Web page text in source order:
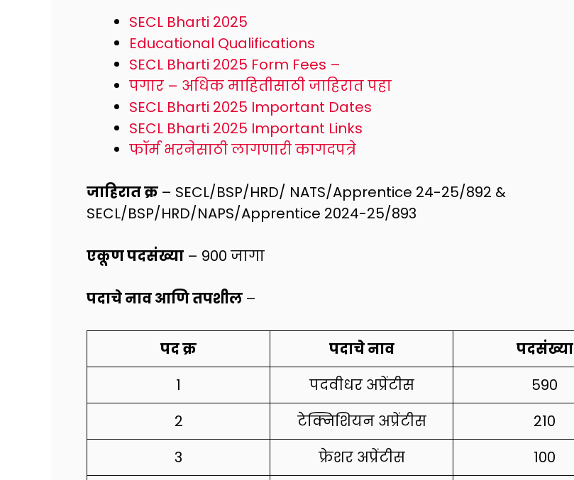
SECL Bharti 2025
Educational Qualifications
SECL Bharti 2025 Form Fees –
पगार – अधिक माहितीसाठी जाहिरात पहा
SECL Bharti 2025 Important Dates
SECL Bharti 2025 Important Links
फॉर्म भरनेसाठी लागणारी कागदपत्रे
जाहिरात क्र – SECL/BSP/HRD/ NATS/Apprentice 24-25/892 &
SECL/BSP/HRD/NAPS/Apprentice 2024-25/893
एकूण पदसंख्या – 900 जागा
पदाचे नाव आणि तपशील –
पद क्र पदाचे नाव
पदसंख्या
1
पदवीधर अप्रेंटीस
590
2
टेक्निशियन अप्रेंटीस
210
3
फ्रेशर अप्रेंटीस
100